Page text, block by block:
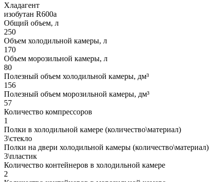
Хладагент
изобутан R600a
Общий объем, л
250
Объем холодильной камеры, л
170
Объем морозильной камеры, л
80
Полезный объем холодильной камеры, дм³
156
Полезный объем морозильной камеры, дм³
57
Количество компрессоров
1
Полки в холодильной камере (количество\материал)
3\стекло
Полки на двери холодильной камеры (количество\материал)
3\пластик
Количество контейнеров в холодильной камере
2